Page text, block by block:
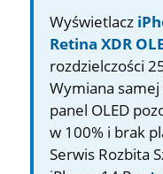
Wyświetlacz
Retina XDR
rozdzielczości
Wymiana
panel OLED
w 100% i brak
Serwis Rozbita